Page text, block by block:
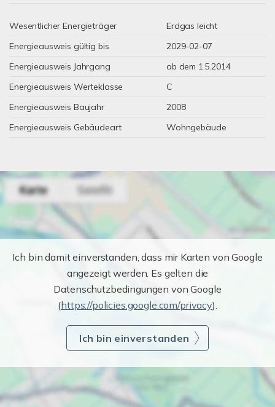
Wesentlicher Energieträger
Erdgas leicht
Energieausweis gültig bis
2029-02-07
Energieausweis Jahrgang
ab dem 1.5.2014
Energieausweis Werteklasse
C
Energieausweis Baujahr
2008
Energieausweis Gebäudeart
Wohngebäude
Ich bin damit einverstanden, dass mir Karten von Google
angezeigt werden. Es gelten die
Datenschutzbedingungen von Google
(https://policies.google.com/privacy).
Ich bin einverstanden